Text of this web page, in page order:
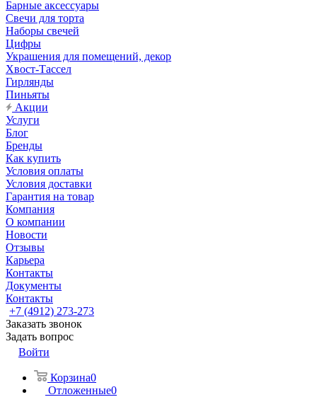
Барные аксессуары
Свечи для торта
Наборы свечей
Цифры
Украшения для помещений, декор
Хвост-Тассел
Гирлянды
Пиньяты
Акции
Услуги
Блог
Бренды
Как купить
Условия оплаты
Условия доставки
Гарантия на товар
Компания
О компании
Новости
Отзывы
Карьера
Контакты
Документы
Контакты
+7 (4912) 273-273
Заказать звонок
Задать вопрос
Войти
Корзина0
Отложенные0